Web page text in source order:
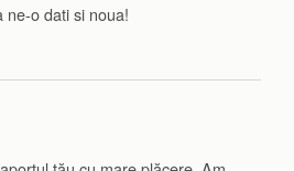
ne-o dati si noua!